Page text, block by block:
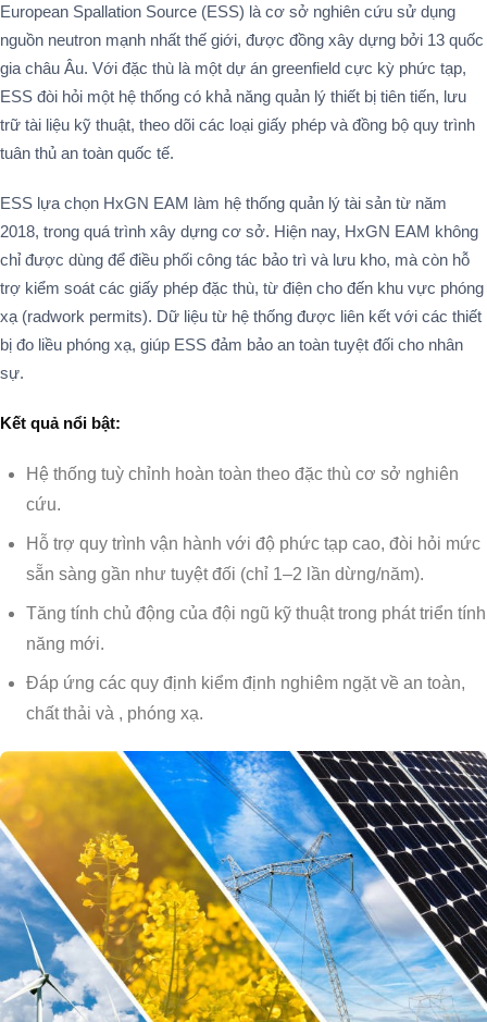
European Spallation Source (ESS) là cơ sở nghiên cứu sử dụng
nguồn neutron mạnh nhất thế giới, được đồng xây dựng bởi 13 quốc
gia châu Âu. Với đặc thù là một dự án greenfield cực kỳ phức tạp,
ESS đòi hỏi một hệ thống có khả năng quản lý thiết bị tiên tiến, lưu
trữ tài liệu kỹ thuật, theo dõi các loại giấy phép và đồng bộ quy trình
tuân thủ an toàn quốc tế​.
ESS lựa chọn HxGN EAM làm hệ thống quản lý tài sản từ năm
2018, trong quá trình xây dựng cơ sở. Hiện nay, HxGN EAM không
chỉ được dùng để điều phối công tác bảo trì và lưu kho, mà còn hỗ
trợ kiểm soát các giấy phép đặc thù, từ điện cho đến khu vực phóng
xạ (radwork permits). Dữ liệu từ hệ thống được liên kết với các thiết
bị đo liều phóng xạ, giúp ESS đảm bảo an toàn tuyệt đối cho nhân
sự.
Kết quả nổi bật:
Hệ thống tuỳ chỉnh hoàn toàn theo đặc thù cơ sở nghiên
cứu.
Hỗ trợ quy trình vận hành với độ phức tạp cao, đòi hỏi mức
sẵn sàng gần như tuyệt đối (chỉ 1–2 lần dừng/năm).
Tăng tính chủ động của đội ngũ kỹ thuật trong phát triển tính
năng mới.
Đáp ứng các quy định kiểm định nghiêm ngặt về an toàn,
chất thải và , phóng xạ.